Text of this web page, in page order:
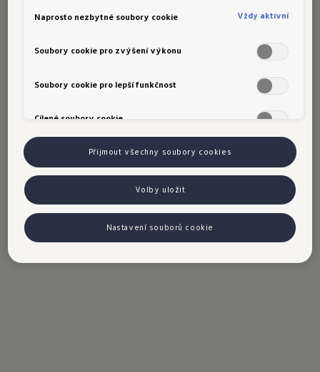
Naprosto nezbytné soubory cookie Vždy aktivní
Soubory cookie pro zvýšení výkonu
Soubory cookie pro lepší funkčnost
Cílené soubory cookie
Přijmout všechny soubory cookies
Volby uložit
Nastavení souborů cookie